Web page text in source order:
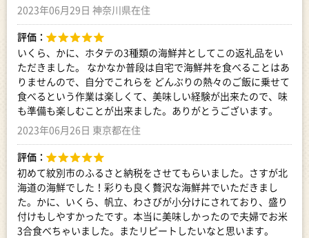
2023年06月29日 神奈川県在住
評価：
いくら、かに、ホタテの3種類の海鮮丼としてこの返礼品をい
ただきました。 なかなか普段は自宅で海鮮丼を食べることはあ
りませんので、自分でこれらを どんぶりの熱々のご飯に乗せて
食べるという作業は楽しくて、美味しい経験が出来たので、味
も準備も楽しむことが出来ました。ありがとうございます。
2023年06月26日 東京都在住
評価：
初めて紋別市のふるさと納税をさせてもらいました。さすが北
海道の海鮮でした！彩りも良く贅沢な海鮮丼でいただきまし
た。かに、いくら、帆立、わさびが小分けにされており、盛り
付けもしやすかったです。本当に美味しかったので夫婦でお米
3合食べちゃいました。またリピートしたいなと思います。